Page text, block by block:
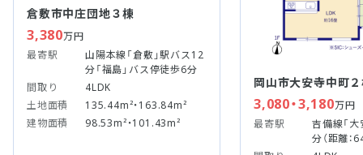
倉敷市中庄団地３棟
3,380万円
最寄駅
山陽本線「倉敷」駅バス12
分「福島」バス停徒歩6分
間取り
4LDK
土地面積
135.44m²・163.84m²
建物面積
98.53m²・101.43m²
岡山市大安寺中町
3,080・3,180万円
最寄駅
吉備線「
分（距離：